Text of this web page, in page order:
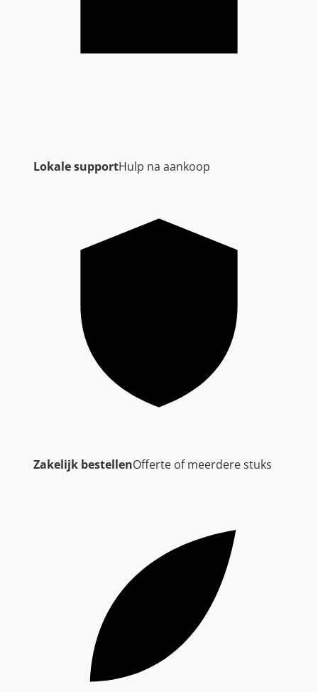
Lokale supportHulp na aankoop
Zakelijk bestellenOfferte of meerdere stuks